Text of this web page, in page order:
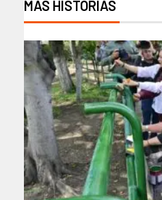
MÁS HISTORIAS